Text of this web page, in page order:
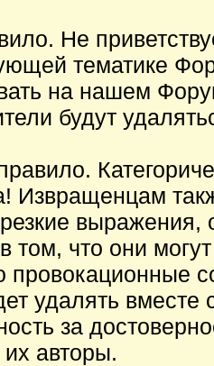
Не
тематике
на нашем
будут
Извращенцам
выражения,
том, что они
провокационные
удалять вместе
за
авторы.